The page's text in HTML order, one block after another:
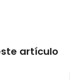
artículo